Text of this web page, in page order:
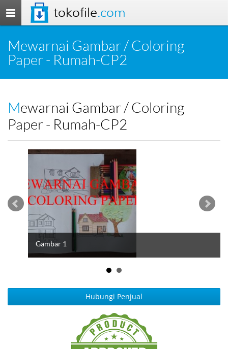
Toggle
navigation
tokofile.com
Mewarnai Gambar / Coloring
Paper - Rumah-CP2
Mewarnai Gambar / Coloring
Paper - Rumah-CP2
Gambar 1
Hubungi Penjual